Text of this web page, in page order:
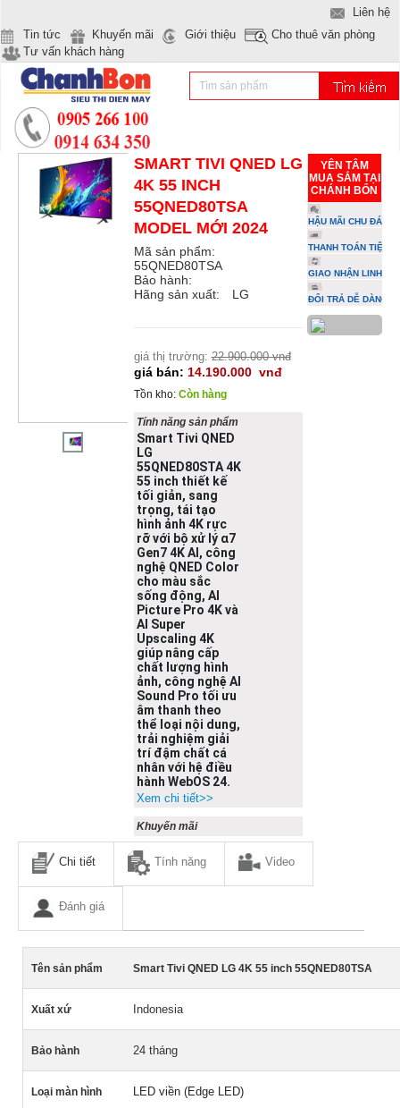
Liên hệ
Tin tức
Khuyến mãi Giới thiệu
Cho thuê văn phòng
Tư vấn khách hàng
SMART TIVI QNED LG
4K 55 INCH
55QNED80TSA
MODEL MỚI 2024
Mã sản phẩm:
55QNED80TSA
Bảo hành:
Hãng sản xuất:
LG
giá thị trường:22.900.000 vnđ
giá bán: 14.190.000 vnđ
Tồn kho: Còn hàng
Tính năng sản phẩm
Smart Tivi QNED
LG
55QNED80STA 4K
55 inch thiết kế
tối giản, sang
trọng, tái tạo
hình ảnh 4K rực
rỡ với bộ xử lý α7
Gen7 4K AI, công
nghệ QNED Color
cho màu sắc
sống động, AI
Picture Pro 4K và
AI Super
Upscaling 4K
giúp nâng cấp
chất lượng hình
ảnh, công nghệ AI
Sound Pro tối ưu
âm thanh theo
thể loại nội dung,
trải nghiệm giải
trí đậm chất cá
nhân với hệ điều
hành WebOS 24.
Xem chi tiết>>
Khuyến mãi
YÊN TÂM
MUA SẮM TẠI
CHÁNH BỔN
HẬU MÃI CHU ĐÁO
THANH TOÁN TIỆN
GIAO NHẬN LINH
ĐỔI TRẢ DỄ DÀNG
Chi tiết Tính năng Video
Đánh giá
Tên sản phẩm Smart Tivi QNED LG 4K 55 inch 55QNED80TSA
Xuất xứ Indonesia
Bảo hành 24 tháng
Loại màn hình LED viền (Edge LED)